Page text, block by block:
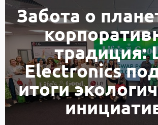
Забота о
традиция:
Electronics
итоги